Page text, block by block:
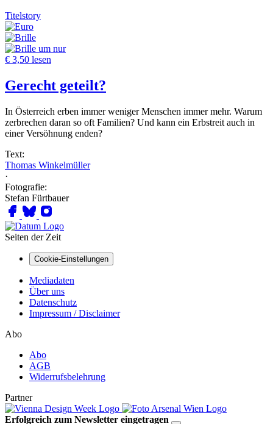
Titelstory
um nur
€ 3,50 lesen
Gerecht geteilt?
In Österreich erben immer weniger Menschen immer mehr. Warum
zerbrechen daran so oft Familien? Und kann ein Erbstreit auch in
einer Versöhnung enden?
Text:
Thomas Winkelmüller
·
Fotografie:
Stefan Fürtbauer
Seiten der Zeit
Cookie-Einstellungen
Mediadaten
Über uns
Datenschutz
Impressum / Disclaimer
Abo
Abo
AGB
Widerrufsbelehrung
Partner
Erfolgreich zum Newsletter eingetragen